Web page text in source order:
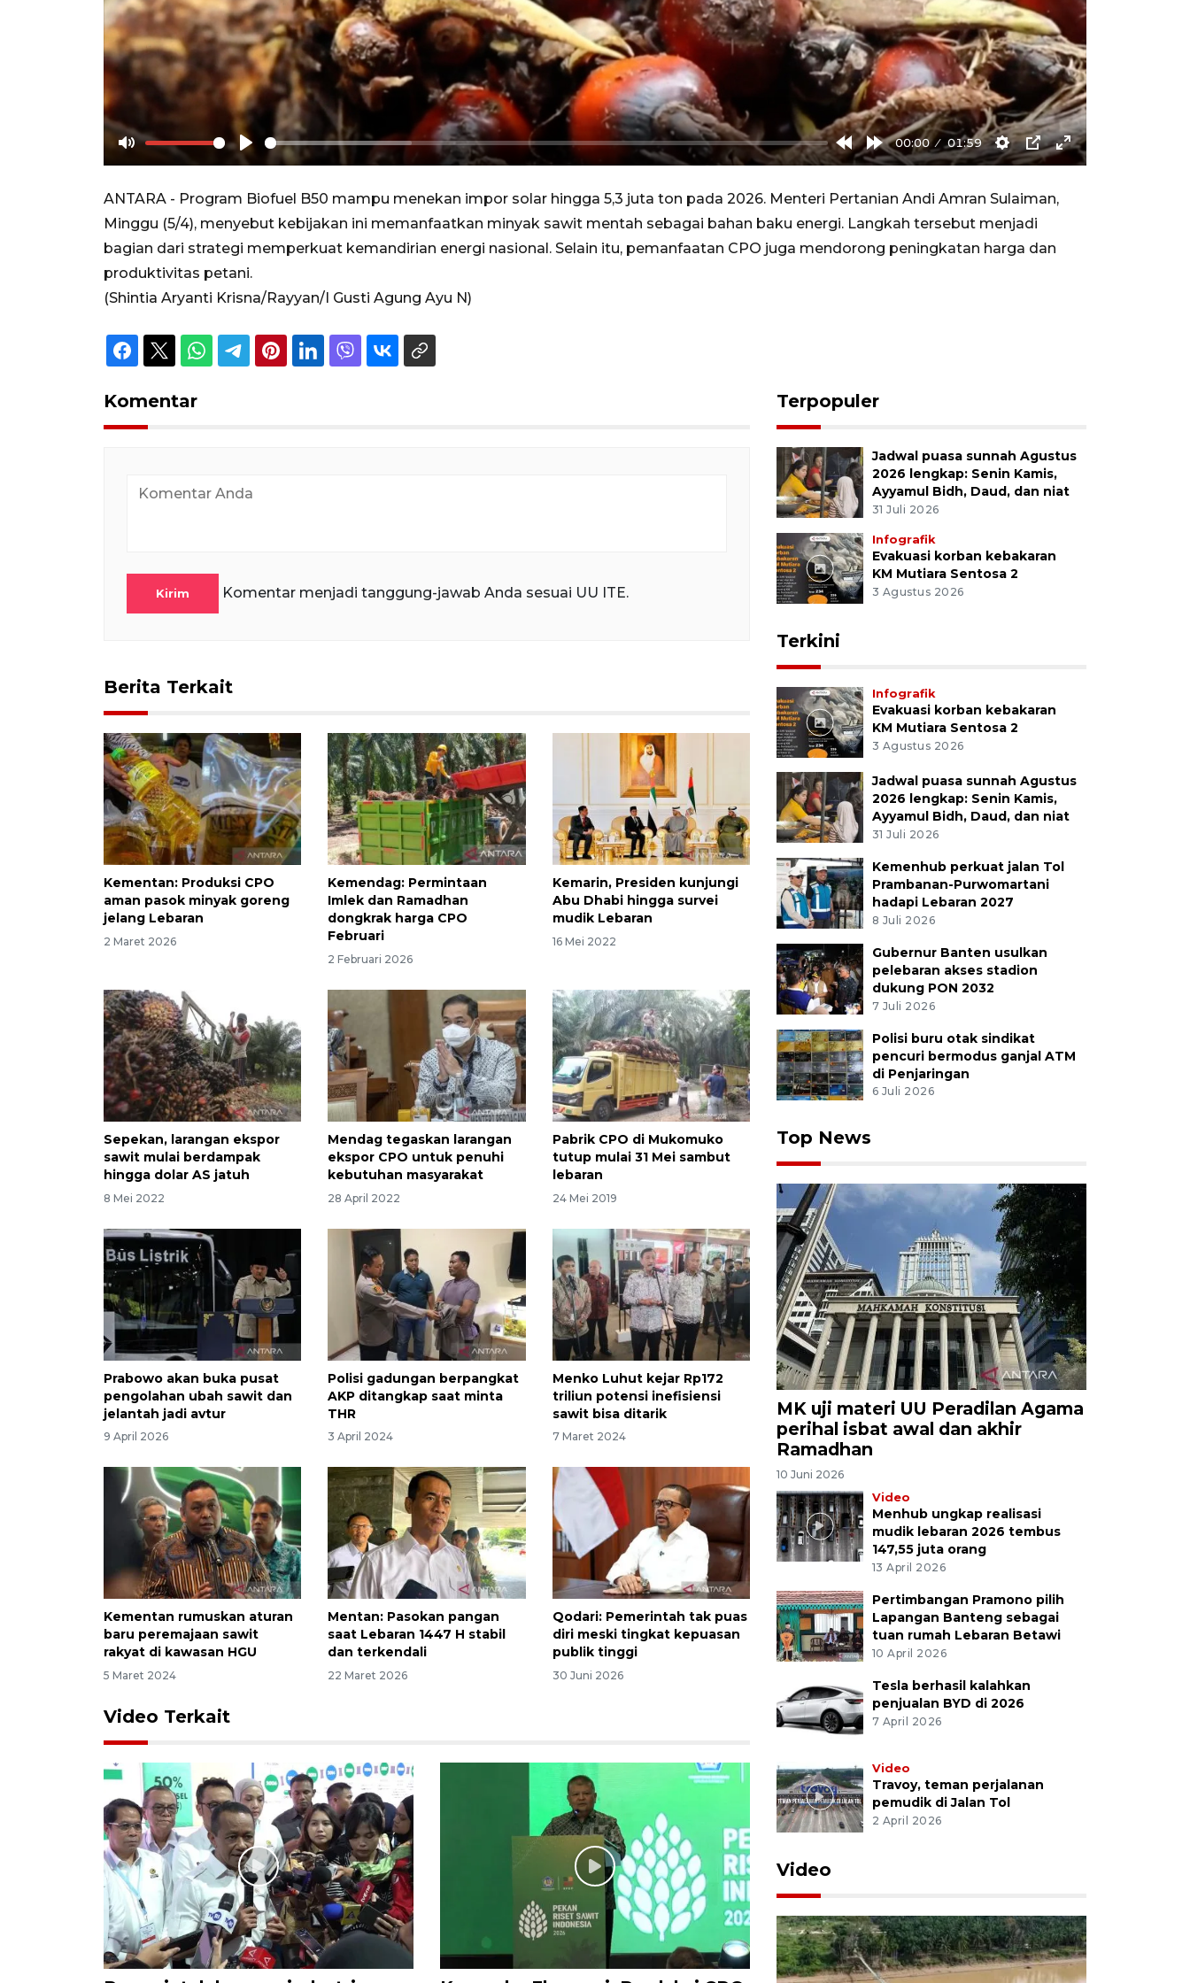
Mute Play
RewindForward
00:00 01:59
Settings
PIP Enter
ANTARA - Program Biofuel B50 mampu menekan impor solar hingga 5,3 juta ton pada 2026. Menteri Pertanian Andi Amran Sulaiman,
Minggu (5/4), menyebut kebijakan ini memanfaatkan minyak sawit mentah sebagai bahan baku energi. Langkah tersebut menjadi
bagian dari strategi memperkuat kemandirian energi nasional. Selain itu, pemanfaatan CPO juga mendorong peningkatan harga dan
produktivitas petani.
(Shintia Aryanti Krisna/Rayyan/I Gusti Agung Ayu N)
Komentar
Kirim Komentar menjadi tanggung-jawab Anda sesuai UU ITE.
Berita Terkait
Kementan: Produksi CPO
aman pasok minyak goreng
jelang Lebaran
2 Maret 2026
Kemendag: Permintaan
Imlek dan Ramadhan
dongkrak harga CPO
Februari
2 Februari 2026
Kemarin, Presiden kunjungi
Abu Dhabi hingga survei
mudik Lebaran
16 Mei 2022
Sepekan, larangan ekspor
sawit mulai berdampak
hingga dolar AS jatuh
8 Mei 2022
Mendag tegaskan larangan
ekspor CPO untuk penuhi
kebutuhan masyarakat
28 April 2022
Pabrik CPO di Mukomuko
tutup mulai 31 Mei sambut
lebaran
24 Mei 2019
Prabowo akan buka pusat
pengolahan ubah sawit dan
jelantah jadi avtur
9 April 2026
Polisi gadungan berpangkat
AKP ditangkap saat minta
THR
3 April 2024
Menko Luhut kejar Rp172
triliun potensi inefisiensi
sawit bisa ditarik
7 Maret 2024
Kementan rumuskan aturan
baru peremajaan sawit
rakyat di kawasan HGU
5 Maret 2024
Mentan: Pasokan pangan
saat Lebaran 1447 H stabil
dan terkendali
22 Maret 2026
Qodari: Pemerintah tak puas
diri meski tingkat kepuasan
publik tinggi
30 Juni 2026
Video Terkait
Terpopuler
Jadwal puasa sunnah Agustus
2026 lengkap: Senin Kamis,
Ayyamul Bidh, Daud, dan niat
31 Juli 2026
Infografik
Evakuasi korban kebakaran
KM Mutiara Sentosa 2
3 Agustus 2026
Terkini
Infografik
Evakuasi korban kebakaran
KM Mutiara Sentosa 2
3 Agustus 2026
Jadwal puasa sunnah Agustus
2026 lengkap: Senin Kamis,
Ayyamul Bidh, Daud, dan niat
31 Juli 2026
Kemenhub perkuat jalan Tol
Prambanan-Purwomartani
hadapi Lebaran 2027
8 Juli 2026
Gubernur Banten usulkan
pelebaran akses stadion
dukung PON 2032
7 Juli 2026
Polisi buru otak sindikat
pencuri bermodus ganjal ATM
di Penjaringan
6 Juli 2026
Top News
MK uji materi UU Peradilan Agama
perihal isbat awal dan akhir
Ramadhan
10 Juni 2026
Video
Menhub ungkap realisasi
mudik lebaran 2026 tembus
147,55 juta orang
13 April 2026
Pertimbangan Pramono pilih
Lapangan Banteng sebagai
tuan rumah Lebaran Betawi
10 April 2026
Tesla berhasil kalahkan
penjualan BYD di 2026
7 April 2026
Video
Travoy, teman perjalanan
pemudik di Jalan Tol
2 April 2026
Video